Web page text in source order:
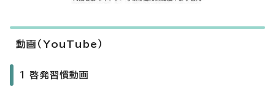
動画（YouTube）
1 啓発習慣動画